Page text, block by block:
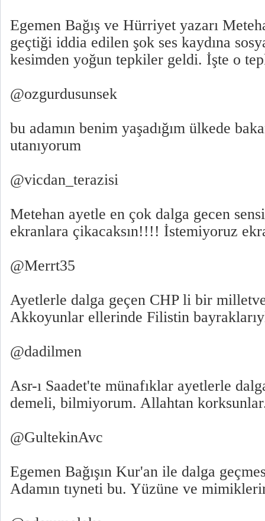
Egemen Bağış ve Hürriyet yazarı
geçtiği iddia edilen şok ses kaydına
kesimden yoğun tepkiler geldi. İşte o
@ozgurdusunsek
bu adamın benim yaşadığım ülkede
utanıyorum
@vicdan_terazisi
Metehan ayetle en çok dalga gecen
ekranlara çikacaksın!!!! İstemiyoruz
@Merrt35
Ayetlerle dalga geçen CHP li bir
Akkoyunlar ellerinde Filistin
@dadilmen
Asr-ı Saadet'te münafıklar ayetlerle
demeli, bilmiyorum. Allahtan
@GultekinAvc
Egemen Bağışın Kur'an ile dalga
Adamın tıyneti bu. Yüzüne ve